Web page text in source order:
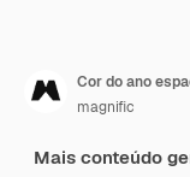
magnific
Mais conteúdo